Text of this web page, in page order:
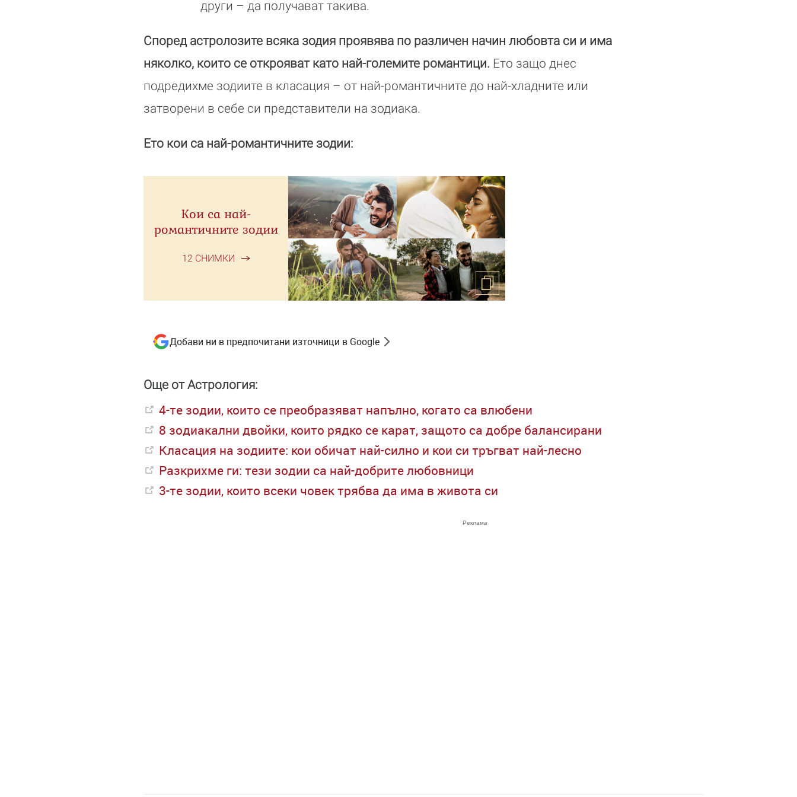
други – да получават такива.
Според астролозите всяка зодия проявява по различен начин любовта си и има
няколко, които се открояват като най-големите романтици. Ето защо днес
подредихме зодиите в класация – от най-романтичните до най-хладните или
затворени в себе си представители на зодиака.
Ето кои са най-романтичните зодии:
Кои са най-
романтичните зодии
12 СНИМКИ
Добави ни в предпочитани източници в Google
Още от Астрология:
4-те зодии, които се преобразяват напълно, когато са влюбени
8 зодиакални двойки, които рядко се карат, защото са добре балансирани
Класация на зодиите: кои обичат най-силно и кои си тръгват най-лесно
Разкрихме ги: тези зодии са най-добрите любовници
3-те зодии, които всеки човек трябва да има в живота си